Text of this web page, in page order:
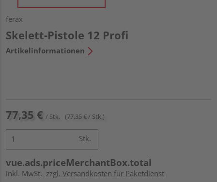
ferax
Skelett-Pistole 12 Profi
Artikelinformationen
77,35 € / Stk. (77,35 € / Stk.)
Stk.
vue.ads.priceMerchantBox.total
inkl. MwSt. zzgl. Versandkosten für Paketdienst